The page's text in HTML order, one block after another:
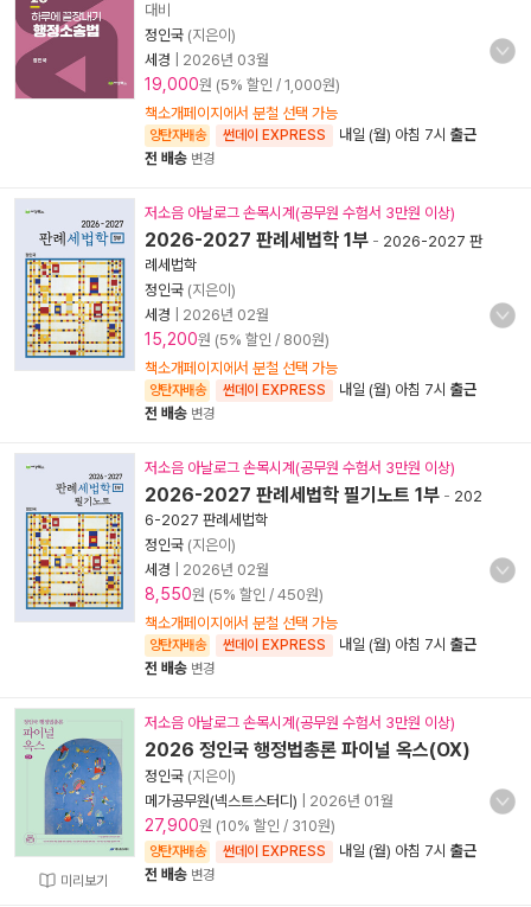
대비
정인국 (지은이)
세경
2026년 03월
19,000원 (5% 할인 / 1,000원)
책소개페이지에서 분철 선택 가능
양탄자배송 썬데이 EXPRESS 내일 (월) 아침 7시 출근
전 배송 변경
저소음 아날로그 손목시계(공무원 수험서 3만원 이상)
2026-2027 판례세법학 1부 - 2026-2027 판
례세법학
정인국 (지은이)
세경
2026년 02월
15,200원 (5% 할인 / 800원)
책소개페이지에서 분철 선택 가능
양탄자배송 썬데이 EXPRESS 내일 (월) 아침 7시 출근
전 배송 변경
저소음 아날로그 손목시계(공무원 수험서 3만원 이상)
2026-2027 판례세법학 필기노트 1부 - 202
6-2027 판례세법학
정인국 (지은이)
세경
2026년 02월
8,550원 (5% 할인 / 450원)
책소개페이지에서 분철 선택 가능
양탄자배송 썬데이 EXPRESS 내일 (월) 아침 7시 출근
전 배송 변경
미리보기
저소음 아날로그 손목시계(공무원 수험서 3만원 이상)
2026 정인국 행정법총론 파이널 옥스(OX)
정인국 (지은이)
메가공무원(넥스트스터디)
2026년 01월
27,900원 (10% 할인 / 310원)
양탄자배송 썬데이 EXPRESS 내일 (월) 아침 7시 출근
전 배송 변경